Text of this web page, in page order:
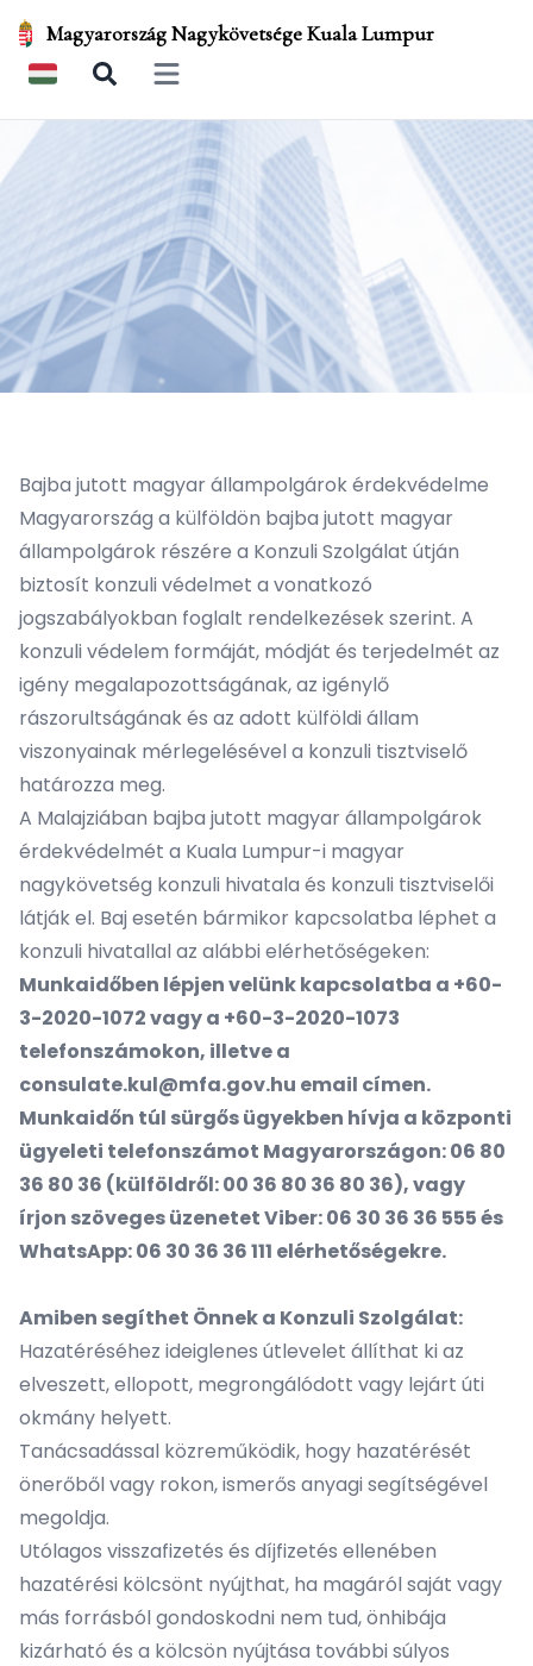
Magyarország Nagykövetsége Kuala Lumpur
Open main menu
Bajba jutott magyar állampolgárok érdekvédelme
Magyarország a külföldön bajba jutott magyar
állampolgárok részére a Konzuli Szolgálat útján
biztosít konzuli védelmet a vonatkozó
jogszabályokban foglalt rendelkezések szerint. A
konzuli védelem formáját, módját és terjedelmét az
igény megalapozottságának, az igénylő
rászorultságának és az adott külföldi állam
viszonyainak mérlegelésével a konzuli tisztviselő
határozza meg.
A Malajziában bajba jutott magyar állampolgárok
érdekvédelmét a Kuala Lumpur-i magyar
nagykövetség konzuli hivatala és konzuli tisztviselői
látják el. Baj esetén bármikor kapcsolatba léphet a
konzuli hivatallal az alábbi elérhetőségeken:
Munkaidőben lépjen velünk kapcsolatba a +60-
3-2020-1072 vagy a +60-3-2020-1073
telefonszámokon, illetve a
consulate.kul@mfa.gov.hu email címen.
Munkaidőn túl sürgős ügyekben hívja a központi
ügyeleti telefonszámot Magyarországon: 06 80
36 80 36 (külföldről: 00 36 80 36 80 36), vagy
írjon szöveges üzenetet Viber: 06 30 36 36 555 és
WhatsApp: 06 30 36 36 111 elérhetőségekre.
Amiben segíthet Önnek a Konzuli Szolgálat:
Hazatéréséhez ideiglenes útlevelet állíthat ki az
elveszett, ellopott, megrongálódott vagy lejárt úti
okmány helyett.
Tanácsadással közreműködik, hogy hazatérését
önerőből vagy rokon, ismerős anyagi segítségével
megoldja.
Utólagos visszafizetés és díjfizetés ellenében
hazatérési kölcsönt nyújthat, ha magáról saját vagy
más forrásból gondoskodni nem tud, önhibája
kizárható és a kölcsön nyújtása további súlyos